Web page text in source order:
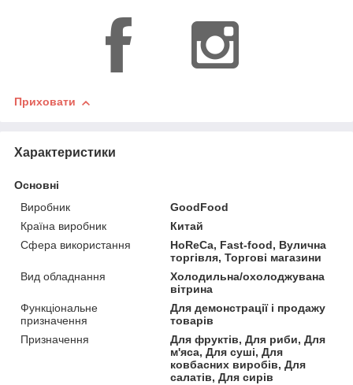
Приховати
Характеристики
Основні
Виробник
GoodFood
Країна виробник
Китай
Сфера використання
HoReCa, Fast-food, Вулична
торгівля, Торгові магазини
Вид обладнання
Холодильна/охолоджувана
вітрина
Функціональне
призначення
Для демонстрації і продажу
товарів
Призначення
Для фруктів, Для риби, Для
м'яса, Для суші, Для
ковбасних виробів, Для
салатів, Для сирів